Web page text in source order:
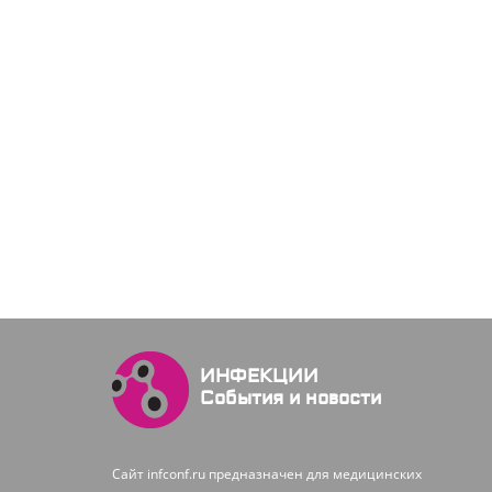
ИНФЕКЦИИ
События и новости
Сайт infconf.ru предназначен для медицинских